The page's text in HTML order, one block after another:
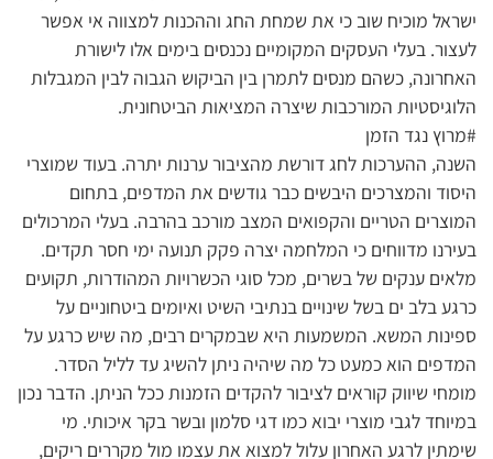
ישראל מוכיח שוב כי את שמחת החג וההכנות למצווה אי אפשר
לעצור. בעלי העסקים המקומיים נכנסים בימים אלו לישורת
האחרונה, כשהם מנסים לתמרן בין הביקוש הגבוה לבין המגבלות
הלוגיסטיות המורכבות שיצרה המציאות הביטחונית.
#מרוץ נגד הזמן
השנה, ההערכות לחג דורשת מהציבור ערנות יתרה. בעוד שמוצרי
היסוד והמצרכים היבשים כבר גודשים את המדפים, בתחום
המוצרים הטריים והקפואים המצב מורכב בהרבה. בעלי המרכולים
בעירנו מדווחים כי המלחמה יצרה פקק תנועה ימי חסר תקדים.
מלאים ענקים של בשרים, מכל סוגי הכשרויות המהודרות, תקועים
כרגע בלב ים בשל שינויים בנתיבי השיט ואיומים ביטחוניים על
ספינות המשא. המשמעות היא שבמקרים רבים, מה שיש כרגע על
המדפים הוא כמעט כל מה שיהיה ניתן להשיג עד לליל הסדר.
מומחי שיווק קוראים לציבור להקדים הזמנות ככל הניתן. הדבר נכון
במיוחד לגבי מוצרי יבוא כמו דגי סלמון ובשר בקר איכותי. מי
שימתין לרגע האחרון עלול למצוא את עצמו מול מקררים ריקים,